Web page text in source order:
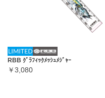
RBB ｸﾞﾗﾌｨｯｸﾒｯｼｭﾒｼﾞｬｰ
￥3,080